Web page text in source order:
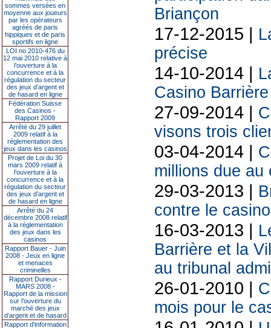
sommes versées en
moyenne aux joueurs
par les opérateurs
agréés de paris
hippiques et de paris
sportifs en ligne
LOI no 2010-476 du
12 mai 2010 relative à
l’ouverture à la
concurrence et à la
régulation du secteur
des jeux d’argent et
de hasard en ligne
Fédération Suisse
des Casinos -
Rapport 2009
Arrêté du 29 juillet
2009 relatif à la
réglementation des
jeux dans les casinos
Projet de Loi du 30
mars 2009 relatif à
l’ouverture à la
concurrence et à la
régulation du secteur
des jeux d’argent et
de hasard en ligne
Arrêté du 24
décembre 2008 relatif
à la réglementation
des jeux dans les
casinos
Rapport Bauer - Juin
2008 - Jeux en ligne
et menaces
criminelles
Rapport Durieux -
MARS 2008 -
Rapport de la mission
sur l’ouverture du
marché des jeux
d’argent et de hasard
Rapport d'information
Briançon
17-12-2015 |
précise
14-10-2014 |
Casino
27-09-2014 |
visons trois
03-04-2014 |
millions due
29-03-2013 |
contre le
16-03-2013 |
Barrière et la
au tribunal
26-01-2010 |
mois pour le